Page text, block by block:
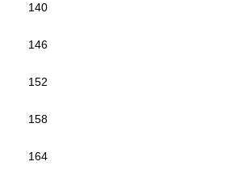
140
146
152
158
164